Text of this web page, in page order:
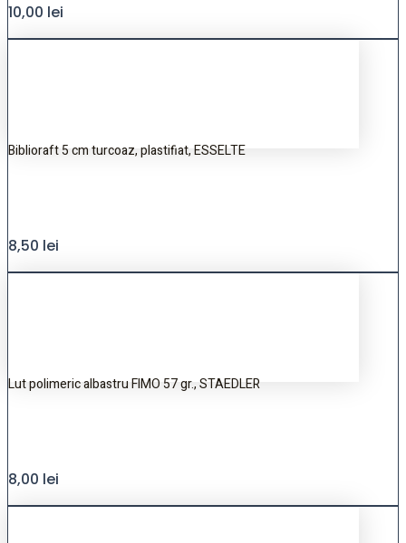
10,00 lei
Biblioraft 5 cm turcoaz, plastifiat, ESSELTE
8,50 lei
Lut polimeric albastru FIMO 57 gr., STAEDLER
8,00 lei